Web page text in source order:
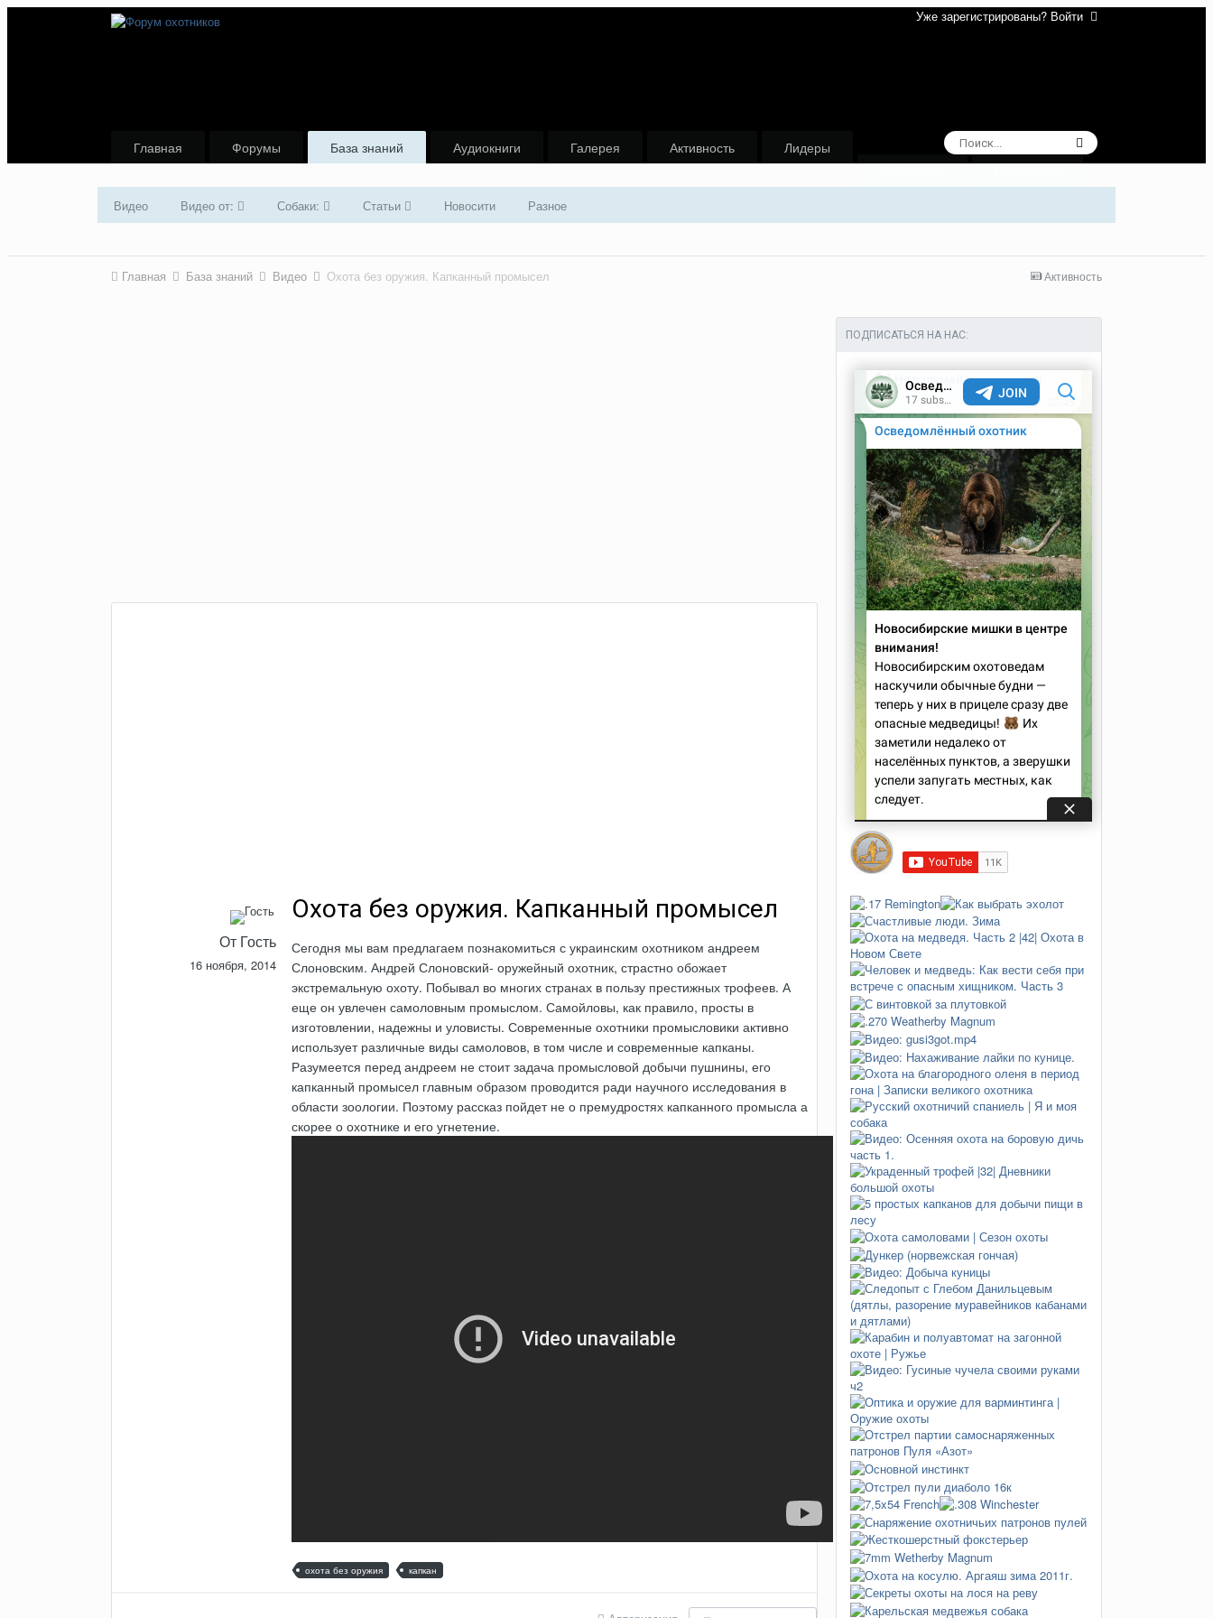
Уже зарегистрированы? Войти
Главная Форумы База знаний
Видео Видео от: Собаки: Статьи Новосити Разное
Аудиокниги Галерея Активность
Лидеры
Активность
Главная База знаний Видео Охота без оружия. Капканный промысел
От Гость
16 ноября, 2014
Охота без оружия. Капканный промысел
Сегодня мы вам предлагаем познакомиться с украинским охотником андреем
Слоновским. Андрей Слоновский- оружейный охотник, страстно обожает
экстремальную охоту. Побывал во многих странах в пользу престижных трофеев. А
еще он увлечен самоловным промыслом. Самойловы, как правило, просты в
изготовлении, надежны и уловисты. Современные охотники промысловики активно
использует различные виды самоловов, в том числе и современные капканы.
Разумеется перед андреем не стоит задача промысловой добычи пушнины, его
капканный промысел главным образом проводится ради научного исследования в
области зоологии. Поэтому рассказ пойдет не о премудростях капканного промысла а
скорее о охотнике и его угнетение.
охота без оружия капкан
ПОДПИСАТЬСЯ НА НАС: